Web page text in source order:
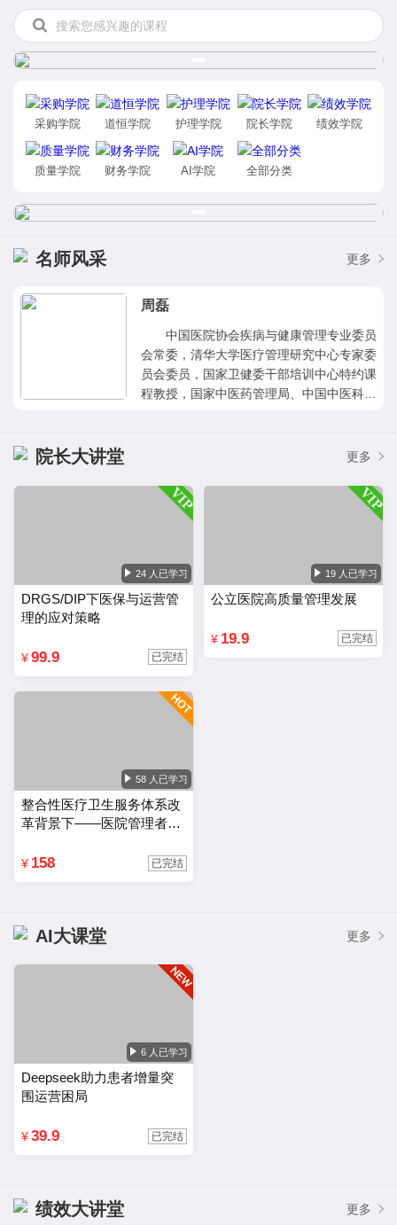
采购学院 道恒学院 护理学院 院长学院 绩效学院
质量学院 财务学院 AI学院 全部分类
名师风采 更多
周磊
中国医院协会疾病与健康管理专业委员
会常委，清华大学医疗管理研究中心专家委
员会委员，国家卫健委干部培训中心特约课
程教授，国家中医药管理局、中国中医科学
校医院管理类课程特约教授，郑州大学、云
源开发与管理》主讲教授，第六届“全国
MBA 十大杰出教授”。医院管理与实践的的
十大模块（“分级诊疗”导向的医联体架构与
运行、“大健康”导向的业务体系及其构
建、“责任与担当”导向的文化体系及其构
建、“标准与承诺”导向的管理体系及其构
建、“效率和效果”导向的执行体系及其构
建、“成长与成就”导向的员工发展体系及其
其构建、“接触点与就医体验”导向的医院服
务体系及其构建、“量化与流程”导向的后勤
的完美结合，取得了良好的社会与经济效
益。已在全国 31 个省（市）、自治区近千
家医院举办医院管理专题讲座，先后主持多
院长大讲堂 更多
24 人已学习
DRGS/DIP下医保与运营管
理的应对策略
¥ 99.9 已完结
19 人已学习
公立医院高质量管理发展
¥ 19.9 已完结
58 人已学习
整合性医疗卫生服务体系改
革背景下——医院管理者的
¥ 158 已完结
AI大课堂 更多
6 人已学习
Deepseek助力患者增量突
围运营困局
¥ 39.9 已完结
绩效大讲堂 更多